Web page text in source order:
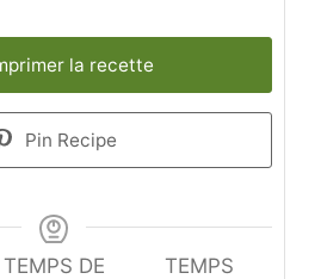
la recette
Pin Recipe
TEMPS DE
TEMPS